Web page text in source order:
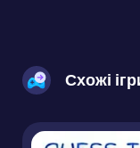
Схожі